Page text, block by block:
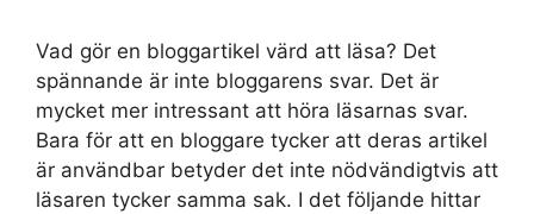
Vad gör en bloggartikel värd att läsa? Det
spännande är inte bloggarens svar. Det är
mycket mer intressant att höra läsarnas svar.
Bara för att en bloggare tycker att deras artikel
är användbar betyder det inte nödvändigtvis att
läsaren tycker samma sak. I det följande hittar